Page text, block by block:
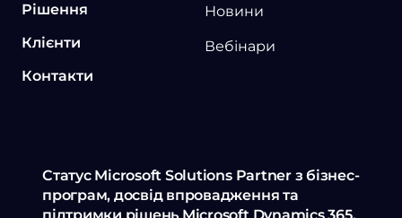
Рішення
Клієнти
Контакти
Новини
Вебінари
Статус Microsoft Solutions Partner з бізнес-
програм, досвід впровадження та